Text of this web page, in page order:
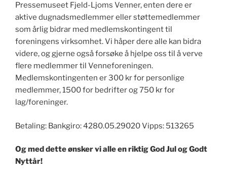
Pressemuseet Fjeld-Ljoms Venner, enten dere er
aktive dugnadsmedlemmer eller støttemedlemmer
som årlig bidrar med medlemskontingent til
foreningens virksomhet. Vi håper dere alle kan bidra
videre, og gjerne også forsøke å hjelpe oss til å verve
flere medlemmer til Venneforeningen.
Medlemskontingenten er 300 kr for personlige
medlemmer, 1500 for bedrifter og 750 kr for
lag/foreninger.
Betaling: Bankgiro: 4280.05.29020 Vipps: 513265
Og med dette ønsker vi alle en riktig God Jul og Godt
Nyttår!